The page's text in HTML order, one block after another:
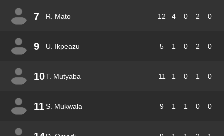
7 R. Mato 12 4 0 2 0
9 U. Ikpeazu 5 1 0 2 0
10T. Mutyaba 11 1 0 1 0
11S. Mukwala 9 1 1 0 0